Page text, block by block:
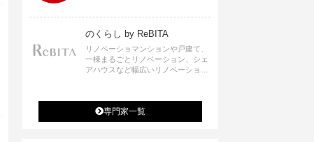
のくらし by ReBITA
リノベーショマンションや戸建て、
一棟まるごとリノベーション、シェ
アハウスなど幅広いリノベーション
スなど、「住む」だけではなく「働
く」「遊ぶ」「学ぶ」「旅する」と
いった領域でも、暮らしや生き方を
専門家一覧